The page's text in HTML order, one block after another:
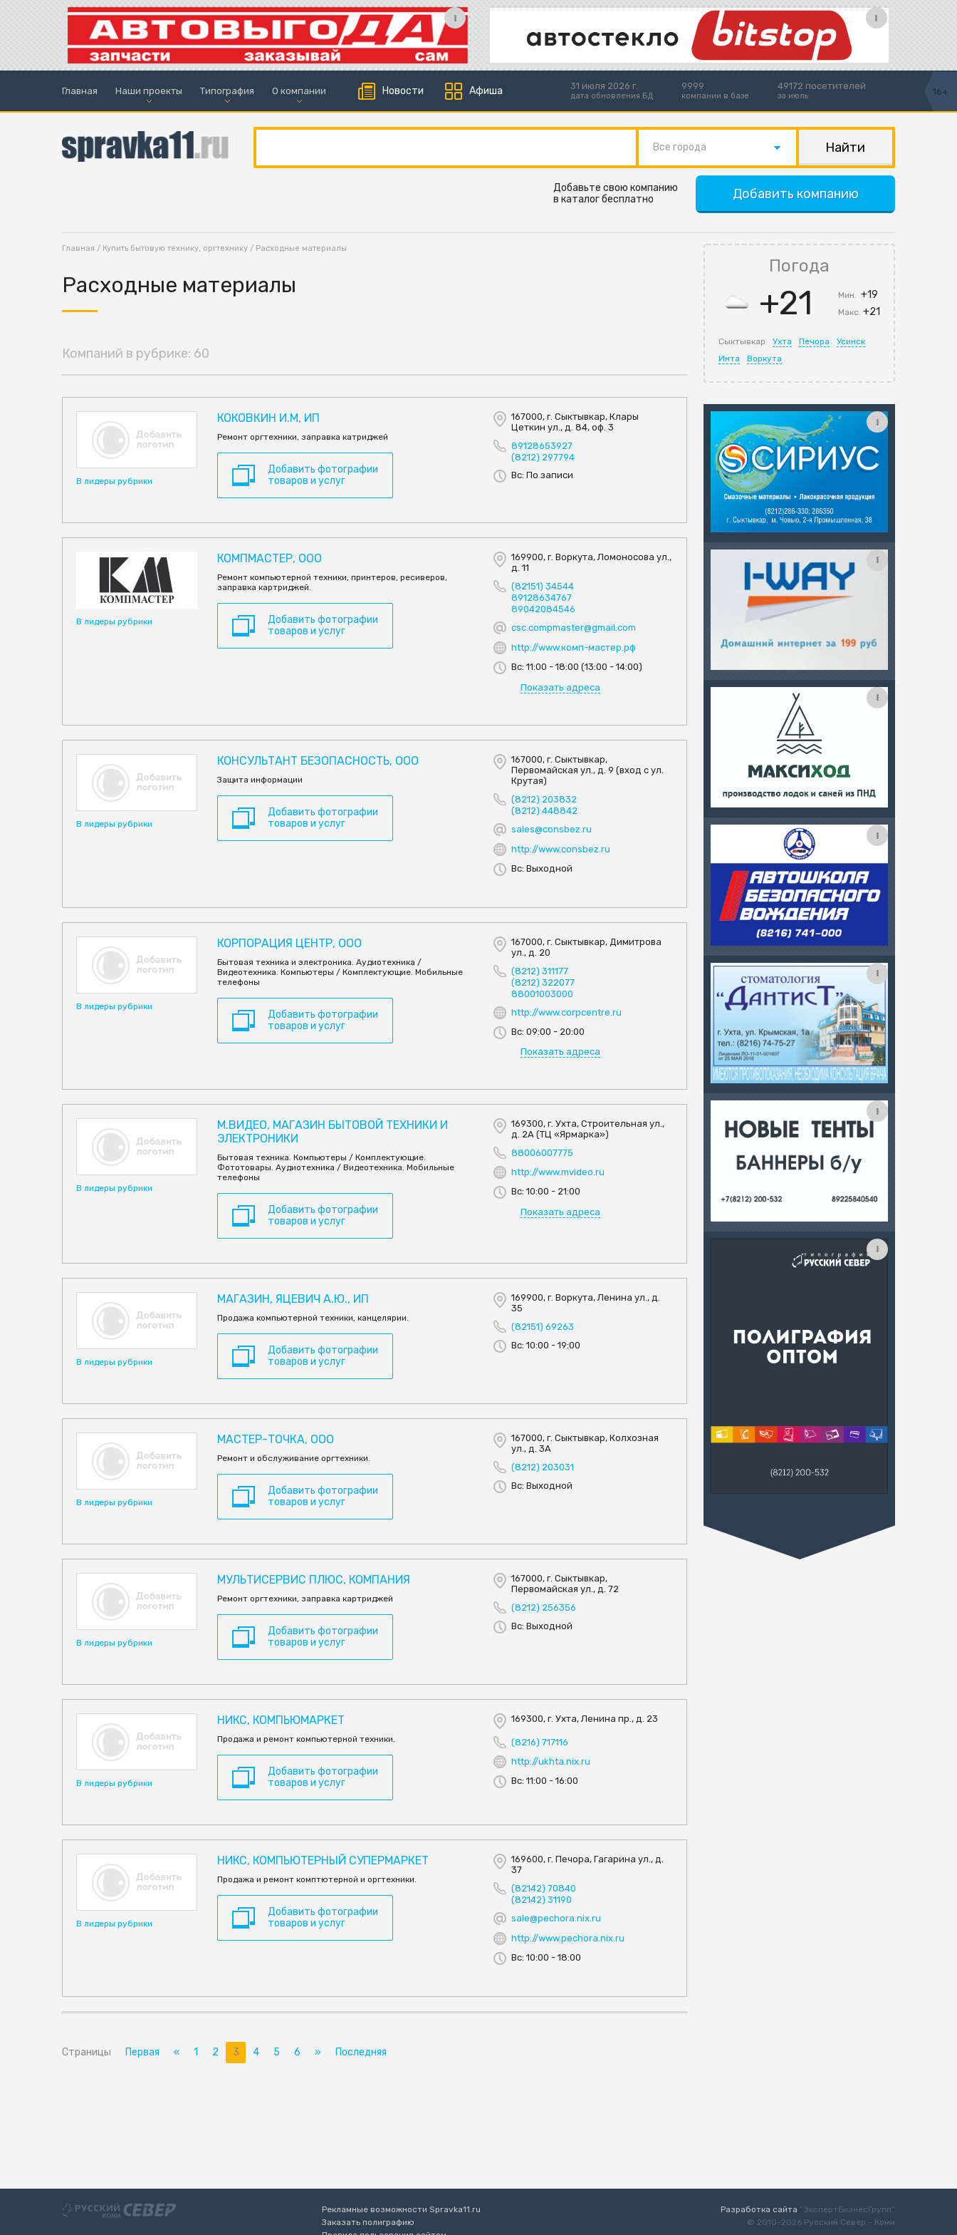
Главная Наши проекты Типография О компании Новости Афиша 31 июля 2026 г.
дата обновления БД
9999
компании в базе
49172 посетителей
за июль 16+
Все города
Добавить компанию
Добавьте свою компанию
в каталог бесплатно
Главная / Купить бытовую технику, оргтехнику / Расходные материалы
Расходные материалы
Компаний в рубрике: 60
В лидеры рубрики
КОКОВКИН И.М, ИП
Ремонт оргтехники, заправка катриджей
Добавить фотографии
товаров и услуг
167000, г. Сыктывкар, Клары
Цеткин ул., д. 84, оф. 3
89128653927
(8212) 297794
Вс: По записи
В лидеры рубрики
КОМПМАСТЕР, OOO
Ремонт компьютерной техники, принтеров, ресиверов,
заправка картриджей.
Добавить фотографии
товаров и услуг
169900, г. Воркута, Ломоносова ул.,
д. 11
(82151) 34544
89128634767
89042084546
csc.compmaster@gmail.com
http://www.комп-мастер.рф
Вс: 11:00 - 18:00 (13:00 - 14:00)
Показать адреса
В лидеры рубрики
КОНСУЛЬТАНТ БЕЗОПАСНОСТЬ, ООО
Защита информации
Добавить фотографии
товаров и услуг
167000, г. Сыктывкар,
Первомайская ул., д. 9 (вход с ул.
Крутая)
(8212) 203832
(8212) 448842
sales@consbez.ru
http://www.consbez.ru
Вс: Выходной
В лидеры рубрики
КОРПОРАЦИЯ ЦЕНТР, ООО
Бытовая техника и электроника. Аудиотехника /
Видеотехника. Компьютеры / Комплектующие. Мобильные
телефоны
Добавить фотографии
товаров и услуг
167000, г. Сыктывкар, Димитрова
ул., д. 20
(8212) 311177
(8212) 322077
88001003000
http://www.corpcentre.ru
Вс: 09:00 - 20:00
Показать адреса
В лидеры рубрики
М.ВИДЕО, МАГАЗИН БЫТОВОЙ ТЕХНИКИ И
ЭЛЕКТРОНИКИ
Бытовая техника. Компьютеры / Комплектующие.
Фототовары. Аудиотехника / Видеотехника. Мобильные
телефоны
Добавить фотографии
товаров и услуг
169300, г. Ухта, Строительная ул.,
д. 2А (ТЦ «Ярмарка»)
88006007775
http://www.mvideo.ru
Вс: 10:00 - 21:00
Показать адреса
В лидеры рубрики
МАГАЗИН, ЯЦЕВИЧ А.Ю., ИП
Продажа компьютерной техники, канцелярии.
Добавить фотографии
товаров и услуг
169900, г. Воркута, Ленина ул., д.
35
(82151) 69263
Вс: 10:00 - 19:00
В лидеры рубрики
МАСТЕР-ТОЧКА, ООО
Ремонт и обслуживание оргтехники.
Добавить фотографии
товаров и услуг
167000, г. Сыктывкар, Колхозная
ул., д. 3А
(8212) 203031
Вс: Выходной
В лидеры рубрики
МУЛЬТИСЕРВИС ПЛЮС, КОМПАНИЯ
Ремонт оргтехники, заправка картриджей
Добавить фотографии
товаров и услуг
167000, г. Сыктывкар,
Первомайская ул., д. 72
(8212) 256356
Вс: Выходной
В лидеры рубрики
НИКС, КОМПЬЮМАРКЕТ
Продажа и ремонт компьютерной техники.
Добавить фотографии
товаров и услуг
169300, г. Ухта, Ленина пр., д. 23
(8216) 717116
http://ukhta.nix.ru
Вс: 11:00 - 16:00
В лидеры рубрики
НИКС, КОМПЬЮТЕРНЫЙ СУПЕРМАРКЕТ
Продажа и ремонт комптютерной и оргтехники.
Добавить фотографии
товаров и услуг
169600, г. Печора, Гагарина ул., д.
37
(82142) 70840
(82142) 31190
sale@pechora.nix.ru
http://www.pechora.nix.ru
Вс: 10:00 - 18:00
Страницы Первая « 1 2 3 4 5 6 » Последняя
Погода
+21 Мин.+19
Макс.+21
Сыктывкар Ухта Печора
Усинск
Инта
Воркута
Рекламные возможности Spravka11.ru
Заказать полиграфию
Разработка сайта “ЭкспертБизнесГрупп”
© 2010-2026 Русский Север - Коми